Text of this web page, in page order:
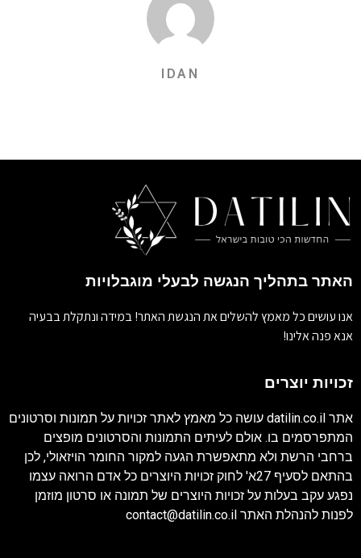
IDAN
האתר בתהליך הנגשה לבעלי מוגבלויות
אנו עושים כל מאמץ להשלים את הנגשת האתר! במידה ונתקלת בבעיה
אנא פנה אלינו!
זכויות יוצרים
אתר datilin.co.il עושה כל מאמץ לאתר זכויות על תמונות וסרטונים
המתפרסמים בו. אולם לעיתים התמונות והסרטונים מופצים
ברחבי הרשת ולא מתאפשרת הגעה למקור החומר הויזאולי, לכן
בהתאם לסעיף 27א' לחוק זכויות היוצרים כל אדם הרואה עצמו
נפגע עקב בעלות על זכויות היוצרים של תמונה או סרטון מוזמן
לפנות להנהלת האתר contact@datilin.co.il